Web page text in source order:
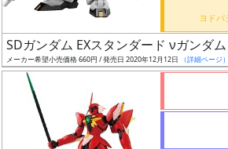
SDガンダム EXスタンダード νガンダム
メーカー希望小売価格 660円 / 発売日 2020年12月12日 （詳細ページ）